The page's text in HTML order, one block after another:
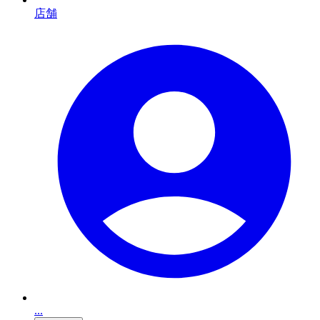
店舗
...